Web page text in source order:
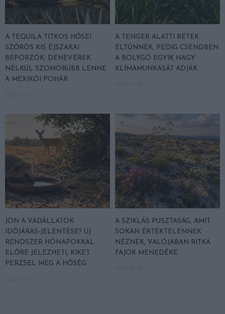
A TEQUILA TITKOS HŐSEI
SZŐRÖS KIS ÉJSZAKAI
BEPORZÓK: DENEVÉREK
NÉLKÜL SZOMORÚBB LENNE
A MEXIKÓI POHÁR
A TENGER ALATTI RÉTEK
ELTŰNNEK, PEDIG CSENDBEN
A BOLYGÓ EGYIK NAGY
KLÍMAMUNKÁSÁT ADJÁK
JÖN A VADÁLLATOK
IDŐJÁRÁS-JELENTÉSE? ÚJ
RENDSZER HÓNAPOKKAL
ELŐRE JELEZHETI, KIKET
PERZSEL MEG A HŐSÉG
A SZIKLÁS PUSZTASÁG, AMIT
SOKAN ÉRTÉKTELENNEK
NÉZNEK, VALÓJÁBAN RITKA
FAJOK MENEDÉKE